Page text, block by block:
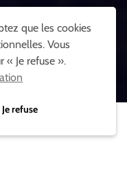
que les cookies
Vous
« Je refuse ».
refuse